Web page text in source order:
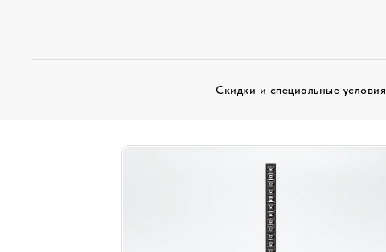
Скидки и специальные условия